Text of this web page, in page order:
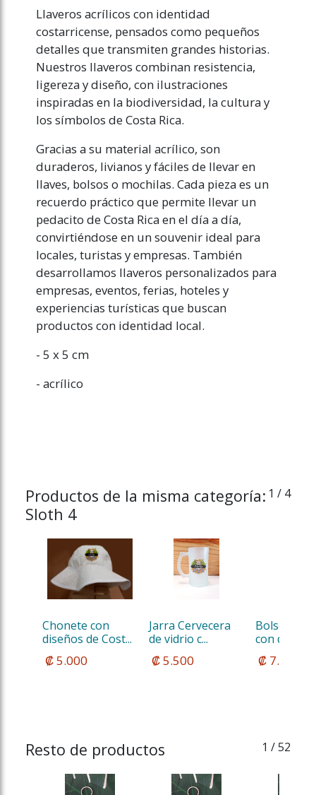
Llaveros acrílicos con identidad
costarricense, pensados como pequeños
detalles que transmiten grandes historias.
Nuestros llaveros combinan resistencia,
ligereza y diseño, con ilustraciones
inspiradas en la biodiversidad, la cultura y
los símbolos de Costa Rica.
Gracias a su material acrílico, son
duraderos, livianos y fáciles de llevar en
llaves, bolsos o mochilas. Cada pieza es un
recuerdo práctico que permite llevar un
pedacito de Costa Rica en el día a día,
convirtiéndose en un souvenir ideal para
locales, turistas y empresas. También
desarrollamos llaveros personalizados para
empresas, eventos, ferias, hoteles y
experiencias turísticas que buscan
productos con identidad local.
- 5 x 5 cm
- acrílico
Productos de la misma categoría:
Sloth 4
1 / 4
Chonete con
diseños de Cost...
₡ 5.000
Jarra Cervecera
de vidrio c...
₡ 5.500
Bolso de
con
₡ 7.500
Resto de productos 1 / 52